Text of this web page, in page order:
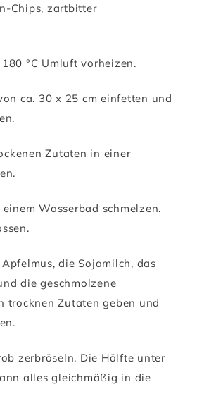
Chips, zartbitter
°C Umluft vorheizen.
ca. 30 x 25 cm einfetten und
Zutaten in einer
Wasserbad schmelzen.
die Sojamilch, das
die geschmolzene
trocknen Zutaten geben und
zerbröseln. Die Hälfte unter
alles gleichmäßig in die